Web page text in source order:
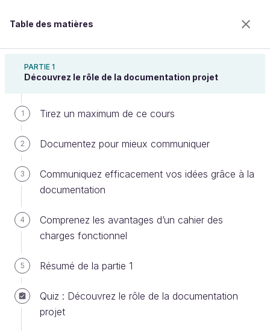
Table des matières
PARTIE 1
Découvrez le rôle de la documentation projet
1 Tirez un maximum de ce cours
2 Documentez pour mieux communiquer
3
Communiquez efficacement vos idées grâce à la
documentation
4
Comprenez les avantages d’un cahier des
charges fonctionnel
5 Résumé de la partie 1
Quiz : Découvrez le rôle de la documentation
projet
Identifiez le contenu d'un cahier
des charges fonctionnel
Bienvenue sur l’école 100% en ligne des métiers qui
Bénéficiez gratuitement de toutes les fonctionnalités
de ce cours (quiz, vidéos, accès illimité à tous les
chapitres) avec un compte.
Créer un compte ou se connecter
Appréhendez les avantages d'un